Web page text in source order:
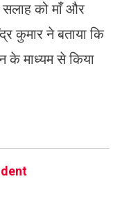
सलाह को माँ और
कुमार ने बताया कि
के माध्यम से किया